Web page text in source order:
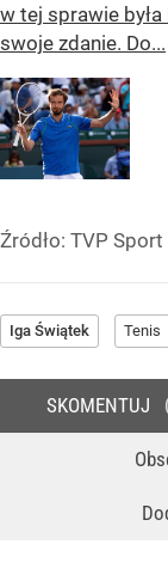
w tej sprawie
swoje zdanie. Do...
Źródło: TVP Sport
Iga Świątek Tenis
SKOMENTUJ